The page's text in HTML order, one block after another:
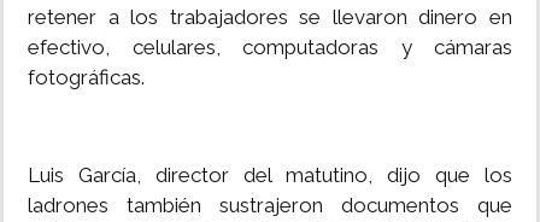
IMPRESO
retener a los trabajadores se llevaron dinero en
efectivo, celulares, computadoras y cámaras
fotográficas.
Luis García, director del matutino, dijo que los
ladrones también sustrajeron documentos que